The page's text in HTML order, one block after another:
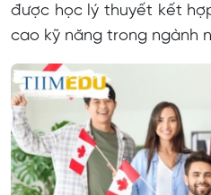
được học lý thuyết kết
cao kỹ năng trong ngành